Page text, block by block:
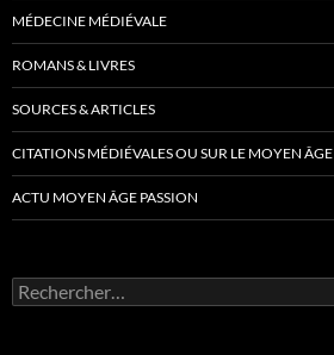
MÉDECINE MÉDIÉVALE
ROMANS & LIVRES
SOURCES & ARTICLES
CITATIONS MÉDIÉVALES OU SUR LE MOYEN ÂGE
ACTU MOYEN ÂGE PASSION
Rechercher :